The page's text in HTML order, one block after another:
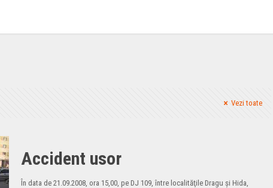
Vezi toate
Accident usor
În data de 21.09.2008, ora 15,00, pe DJ 109, între localităţile Dragu şi Hida,